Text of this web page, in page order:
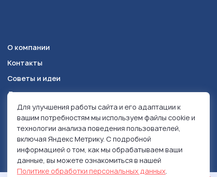
О компании
Контакты
Советы и идеи
Доставка и оплата
Красноярск +7 (391) 278-49-84
© 1999-2026 Ролен
Политика конфиденциальности
Использование контента
Для улучшения работы сайта и его адаптации к
вашим потребностям мы используем файлы cookie и
технологии анализа поведения пользователей,
включая Яндекс Метрику. С подробной
информацией о том, как мы обрабатываем ваши
данные, вы можете ознакомиться в нашей
Политике обработки персональных данных.